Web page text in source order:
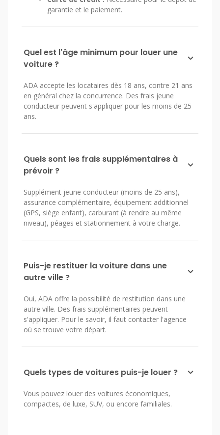
garantie et le paiement.
Quel est l'âge minimum pour louer une
voiture ?
ADA accepte les locataires dès 18 ans, contre 21 ans
en général chez la concurrence. Des frais jeune
conducteur peuvent s'appliquer pour les moins de 25
ans.
Quels sont les frais supplémentaires à
prévoir ?
Supplément jeune conducteur (moins de 25 ans),
assurance complémentaire, équipement additionnel
(GPS, siège enfant), carburant (à rendre au même
niveau), péages et stationnement à votre charge.
Puis-je restituer la voiture dans une
autre ville ?
Oui, ADA offre la possibilité de restitution dans une
autre ville. Des frais supplémentaires peuvent
s'appliquer. Pour le savoir, il faut contacter l'agence
où se trouve votre départ.
Quels types de voitures puis-je louer ?
Vous pouvez louer des voitures économiques,
compactes, de luxe, SUV, ou encore familiales.